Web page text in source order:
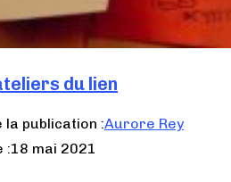
du lien
publication :Aurore Rey
:18 mai 2021